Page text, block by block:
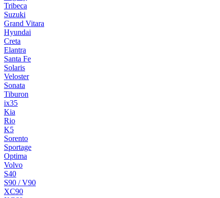
Tribeca
Suzuki
Grand Vitara
Hyundai
Creta
Elantra
Santa Fe
Solaris
Veloster
Sonata
Tiburon
ix35
Kia
Rio
K5
Sorento
Sportage
Optima
Volvo
S40
S90 / V90
XC90